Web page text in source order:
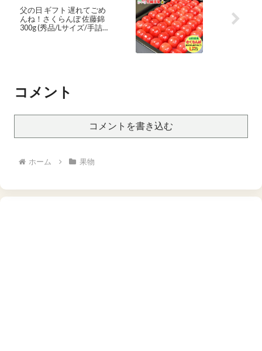
父の日 ギフト 遅れてごめ
んね！さくらんぼ 佐藤錦
300g (秀品/Lサイズ/手詰
コメント
コメントを書き込む
ホーム 果物